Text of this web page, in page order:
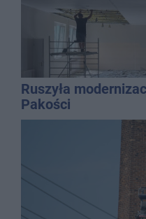
Ruszyła
Pakości